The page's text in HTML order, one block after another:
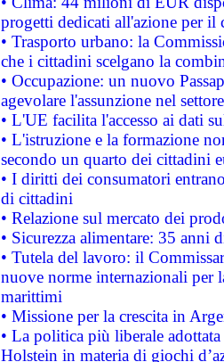
progetti dedicati all'azione per il
• Trasporto urbano: la
che i cittadini scelgano la
• Occupazione: un nuovo
agevolare l'assunzione nel
• L'UE facilita l'accesso ai dati
• L'istruzione e la formazione
secondo un quarto dei cittadini
• I diritti dei consumatori
di cittadini
• Relazione sul mercato dei
• Sicurezza alimentare: 35 anni
• Tutela del lavoro: il
nuove norme internazionali per
marittimi
• Missione per la crescita in
• La politica più liberale
Holstein in materia di giochi